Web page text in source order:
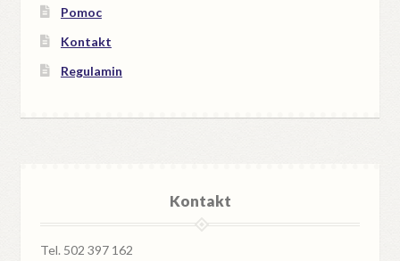
Pomoc
Kontakt
Regulamin
Kontakt
Tel. 502 397 162